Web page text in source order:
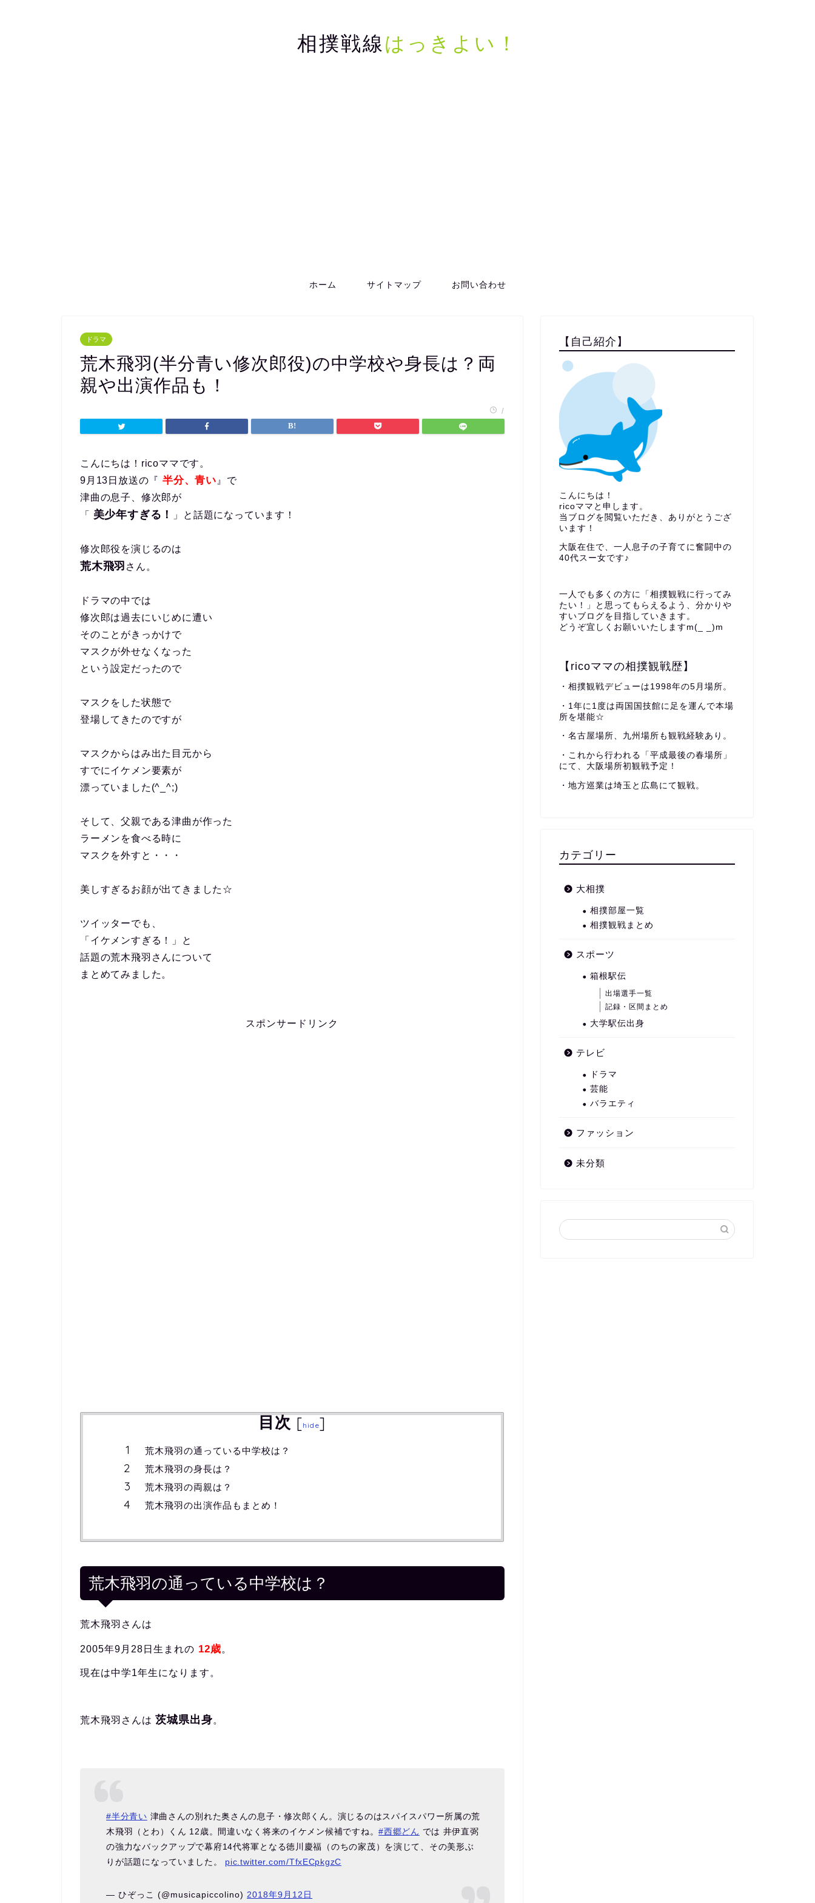
相撲戦線はっきよい！
ホーム サイトマップ お問い合わせ
ドラマ
荒木飛羽(半分青い修次郎役)の中学校や身長は？両
親や出演作品も！
/
こんにちは！ricoママです。
9月13日放送の『 半分、青い 』で
津曲の息子、修次郎が
「 美少年すぎる！ 」と話題になっています！
修次郎役を演じるのは
荒木飛羽 さん。
ドラマの中では
修次郎は過去にいじめに遭い
そのことがきっかけで
マスクが外せなくなった
という設定だったので
マスクをした状態で
登場してきたのですが
マスクからはみ出た目元から
すでにイケメン要素が
漂っていました(^_^;)
そして、父親である津曲が作った
ラーメンを食べる時に
マスクを外すと・・・
美しすぎるお顔が出てきました☆
ツイッターでも、
「イケメンすぎる！」と
話題の荒木飛羽さんについて
まとめてみました。
スポンサードリンク
目次 [hide]
荒木飛羽の通っている中学校は？
荒木飛羽の身長は？
荒木飛羽の両親は？
荒木飛羽の出演作品もまとめ！
荒木飛羽の通っている中学校は？
荒木飛羽さんは
2005年9月28日生まれの 12歳。
現在は中学1年生になります。
荒木飛羽さんは 茨城県出身。
#半分青い 津曲さんの別れた奥さんの息子・修次郎くん。演じるのはスパイスパワー所属の荒
木飛羽（とわ）くん 12歳。間違いなく将来のイケメン候補ですね。#西郷どん では 井伊直弼
の強力なバックアップで幕府14代将軍となる徳川慶福（のちの家茂）を演じて、その美形ぶ
りが話題になっていました。 pic.twitter.com/TfxECpkgzC
— ひぞっこ (@musicapiccolino) 2018年9月12日
【自己紹介】
こんにちは！
ricoママと申します。
当ブログを閲覧いただき、ありがとうござ
います！
大阪在住で、一人息子の子育てに奮闘中の
40代スー女です♪
一人でも多くの方に「相撲観戦に行ってみ
たい！」と思ってもらえるよう、分かりや
すいブログを目指していきます。
どうぞ宜しくお願いいたしますm(_ _)m
【ricoママの相撲観戦歴】
・相撲観戦デビューは1998年の5月場所。
・1年に1度は両国国技館に足を運んで本場
所を堪能☆
・名古屋場所、九州場所も観戦経験あり。
・これから行われる「平成最後の春場所」
にて、大阪場所初観戦予定！
・地方巡業は埼玉と広島にて観戦。
カテゴリー
大相撲
相撲部屋一覧
相撲観戦まとめ
スポーツ
箱根駅伝
出場選手一覧
記録・区間まとめ
大学駅伝出身
テレビ
ドラマ
芸能
バラエティ
ファッション
未分類